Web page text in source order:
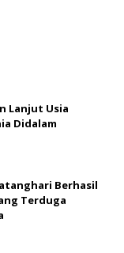
Lanjut Usia
Didalam
Berhasil
Terduga